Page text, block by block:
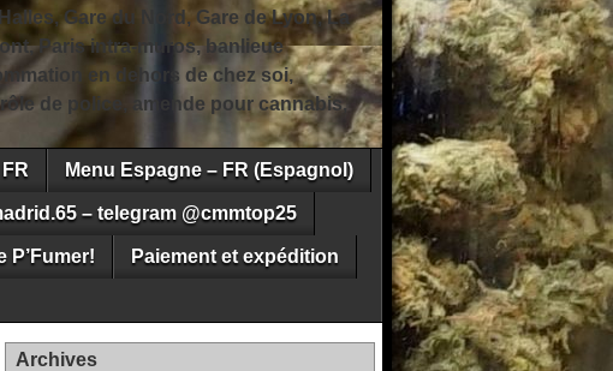
Gare du Nord, Gare de Lyon, La
Paris intra-muros, banlieue
en dehors de chez soi,
de police, amende pour cannabis,
Menu Espagne – FR (Espagnol)
– telegram @cmmtop25
P’Fumer! Paiement et expédition
Archives